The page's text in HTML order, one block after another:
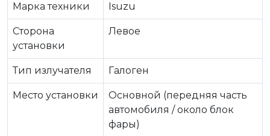
Марка техники Isuzu
Сторона
установки
Левое
Тип излучателя Галоген
Место установки
Основной (передняя часть
автомобиля / около блок
фары)